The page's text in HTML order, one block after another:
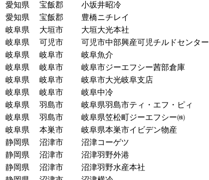
愛知県
宝飯郡
小坂井昭冷
愛知県
宝飯郡
豊橋ニチレイ
岐阜県
大垣市
大垣大光本社
岐阜県
可児市
可児市中部興産可児チルドセンター
岐阜県
岐阜市
岐阜魚介
岐阜県
岐阜市
岐阜市ジーエフシー茜部倉庫
岐阜県
岐阜市
岐阜市大光岐阜支店
岐阜県
岐阜市
岐阜中冷
岐阜県
羽島市
岐阜県羽島市ティ・エフ・ピィ
岐阜県
羽島市
岐阜県笠松町ジーエフシー㈱
岐阜県
本巣市
岐阜県本巣市イビデン物産
静岡県
沼津市
沼津コーゲツ
静岡県
沼津市
沼津羽野外港
静岡県
沼津市
沼津羽野水産本社